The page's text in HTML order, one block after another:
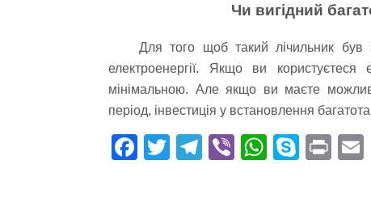
Чи вигідний
Для того щоб такий лічильник був
електроенергії. Якщо ви
мінімальною. Але якщо ви маєте
період, інвестиція у встановлення
Fa T
Te Vi
W
S
Pr